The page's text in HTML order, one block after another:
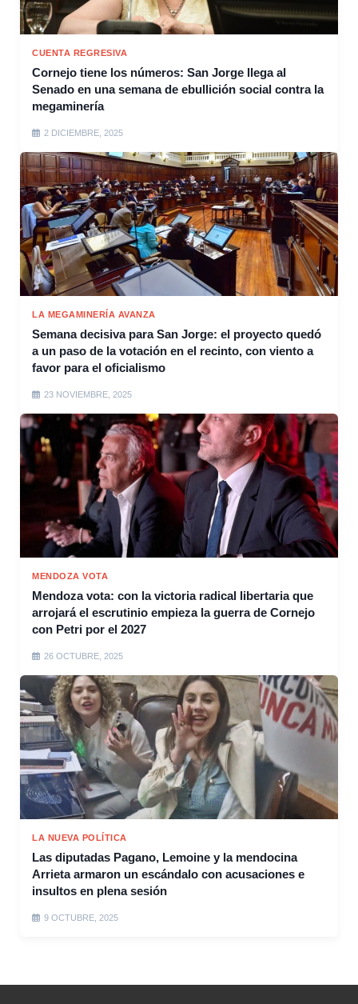
CUENTA REGRESIVA
Cornejo tiene los números: San Jorge llega al
Senado en una semana de ebullición social contra la
megaminería
2 DICIEMBRE, 2025
LA MEGAMINERÍA AVANZA
Semana decisiva para San Jorge: el proyecto quedó
a un paso de la votación en el recinto, con viento a
favor para el oficialismo
23 NOVIEMBRE, 2025
MENDOZA VOTA
Mendoza vota: con la victoria radical libertaria que
arrojará el escrutinio empieza la guerra de Cornejo
con Petri por el 2027
26 OCTUBRE, 2025
LA NUEVA POLÍTICA
Las diputadas Pagano, Lemoine y la mendocina
Arrieta armaron un escándalo con acusaciones e
insultos en plena sesión
9 OCTUBRE, 2025